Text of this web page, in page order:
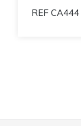
REF CA444